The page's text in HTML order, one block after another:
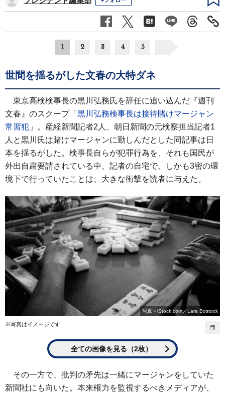
1 2 3 4 5
世間を揺るがした文春の大特ダネ
東京高検検事長の黒川弘務氏を辞任に追い込んだ『週刊
文春』のスクープ「 黒川弘務検事長は接待賭けマージャン
常習犯 」。産経新聞記者2人、朝日新聞の元検察担当記者1
人と黒川氏は賭けマージャンに勤しんだとした同記事は日
本を揺るがした。検事長自らが犯罪行為を、それも国民が
外出自粛要請されている中、記者の自宅で、しかも3密の環
境下で行っていたことは、大きな衝撃を読者に与えた。
写真＝iStock.com／Lara Bostock
※写真はイメージです
全ての画像を見る（2枚）
その一方で、批判の矛先は一緒にマージャンをしていた
新聞社にも向いた。本来権力を監視するべきメディアが、